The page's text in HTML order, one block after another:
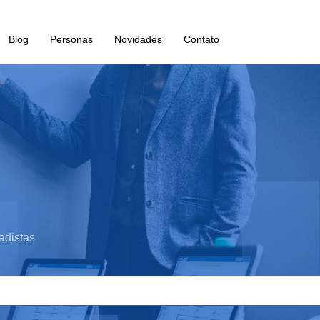
Blog Personas Novidades Contato